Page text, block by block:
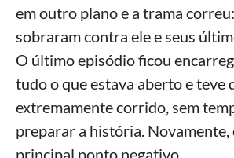
em outro plano e a trama
sobraram contra ele e seus
O último episódio ficou
tudo o que estava aberto e teve
extremamente corrido, sem
preparar a história.
principal ponto negativo.